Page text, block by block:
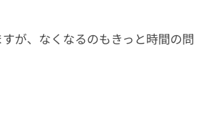
が、なくなるのもきっと時間の問